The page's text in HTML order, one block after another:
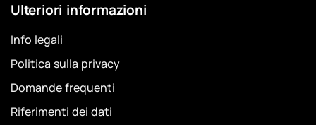
Ulteriori informazioni
Info legali
Politica sulla privacy
Domande frequenti
Riferimenti dei dati